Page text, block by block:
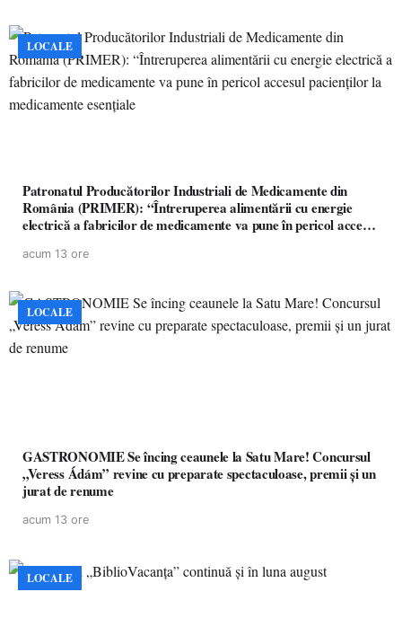
LOCALE
Patronatul Producătorilor Industriali de Medicamente din
România (PRIMER): “Întreruperea alimentării cu energie
electrică a fabricilor de medicamente va pune în pericol accesul
acum 13 ore
LOCALE
GASTRONOMIE Se încing ceaunele la Satu Mare! Concursul
„Veress Ádám” revine cu preparate spectaculoase, premii și un
jurat de renume
acum 13 ore
LOCALE